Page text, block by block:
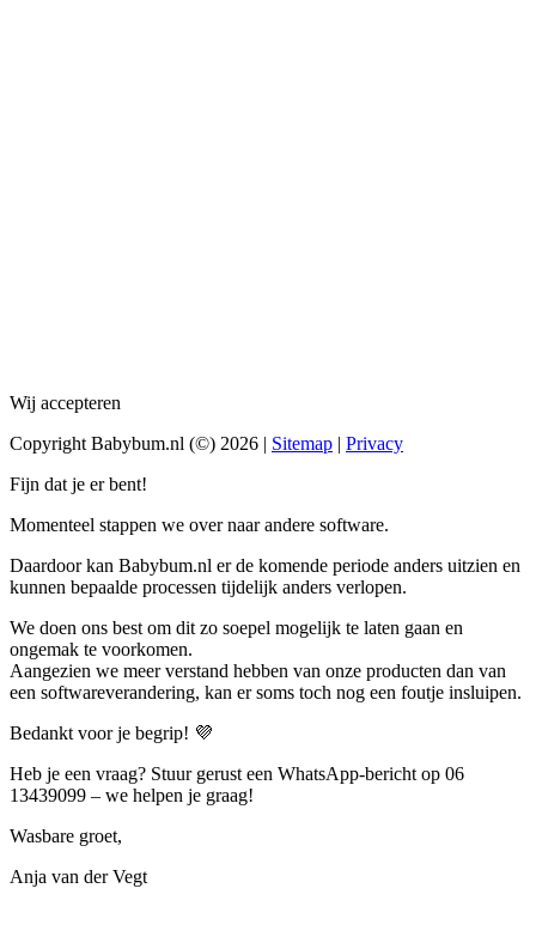
Wij accepteren
Copyright Babybum.nl (©) 2026 | Sitemap | Privacy
Fijn dat je er bent!
Momenteel stappen we over naar andere software.
Daardoor kan Babybum.nl er de komende periode anders uitzien en
kunnen bepaalde processen tijdelijk anders verlopen.
We doen ons best om dit zo soepel mogelijk te laten gaan en
ongemak te voorkomen.
Aangezien we meer verstand hebben van onze producten dan van
een softwareverandering, kan er soms toch nog een foutje insluipen.
Bedankt voor je begrip! 💜
Heb je een vraag? Stuur gerust een WhatsApp-bericht op 06
13439099 – we helpen je graag!
Wasbare groet,
Anja van der Vegt